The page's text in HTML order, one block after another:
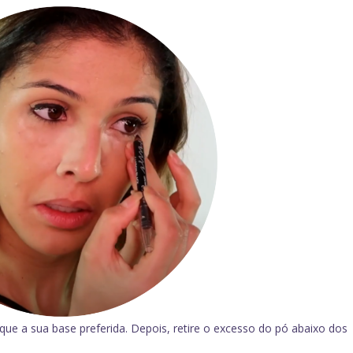
a sua base preferida. Depois, retire o excesso do pó abaixo dos